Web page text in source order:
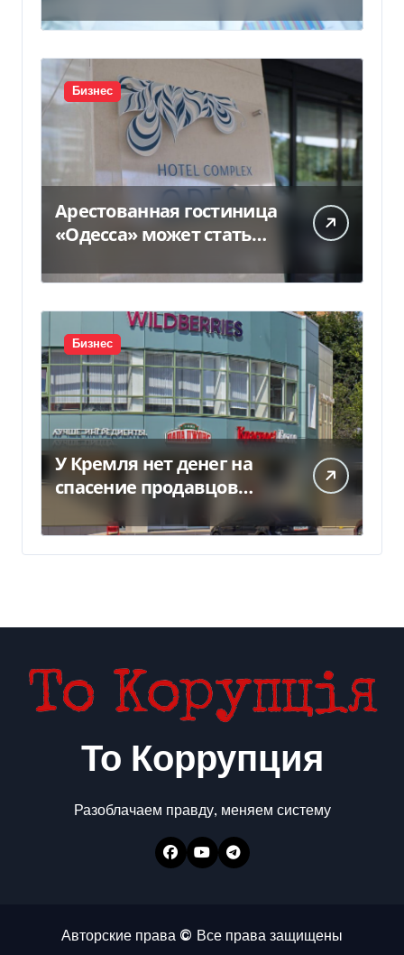
кто в лидерах
Бизнес
Арестованная гостиница
«Одесса» может стать
Бизнес
У Кремля нет денег на
спасение продавцов
Wildberries после атак
дронов
То Коррупция
Разоблачаем правду, меняем систему
Авторские права © Все права защищены